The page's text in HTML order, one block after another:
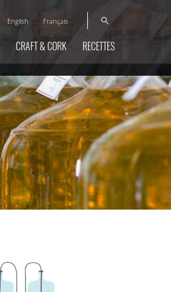
English Français
CRAFT & CORK RECETTES